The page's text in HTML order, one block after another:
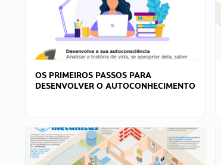
OS PRIMEIROS PASSOS PARA
DESENVOLVER O AUTOCONHECIMENTO